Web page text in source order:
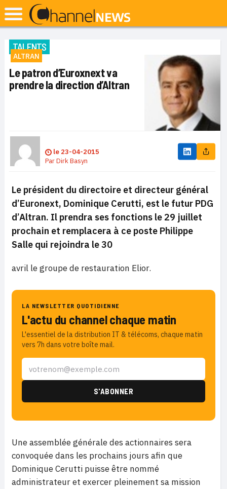
TALENTS
ALTRAN
Le patron d’Euroxnext va
prendre la direction d’Altran
le 23-04-2015
ParDirk Basyn
Le président du directoire et directeur général
d’Euronext, Dominique Cerutti, est le futur PDG
d’Altran. Il prendra ses fonctions le 29 juillet
prochain et remplacera à ce poste Philippe
Salle qui rejoindra le 30
avril le groupe de restauration Elior.
LA NEWSLETTER QUOTIDIENNE
L'actu du channel chaque matin
L'essentiel de la distribution IT & télécoms, chaque matin
vers 7h dans votre boîte mail.
Une assemblée générale des actionnaires sera
convoquée dans les prochains jours afin que
Dominique Cerutti puisse être nommé
administrateur et exercer pleinement sa mission